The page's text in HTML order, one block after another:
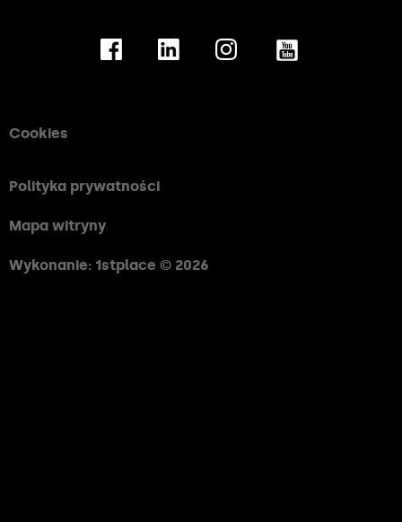
Cookies
Polityka prywatności
Mapa witryny
Wykonanie: 1stplace © 2026